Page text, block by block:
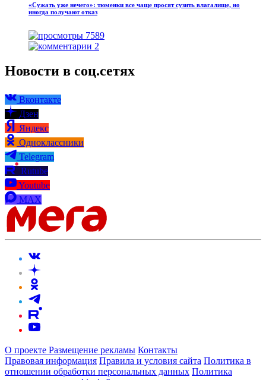
«Сужать уже нечего»: тюменки все чаще просят сузить влагалище, но
иногда получают отказ
7589
2
Новости в соц.сетях
Вконтакте
Дзен
Яндекс
Одноклассники
Telegram
Rutube
Youtube
MAX
О проекте Размещение рекламы Контакты
Правовая информация Правила и условия сайта Политика в
отношении обработки персональных данных Политика